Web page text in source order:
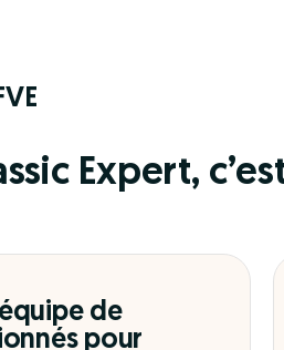
Expert,
de
pour